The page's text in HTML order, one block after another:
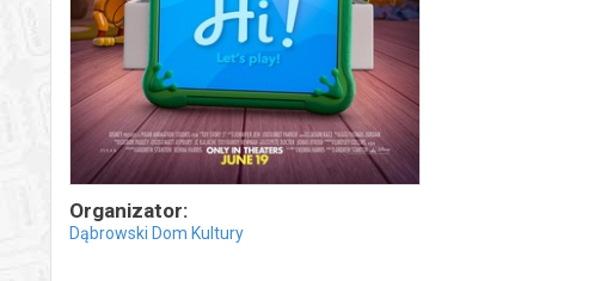
Organizator:
Dąbrowski Dom Kultury